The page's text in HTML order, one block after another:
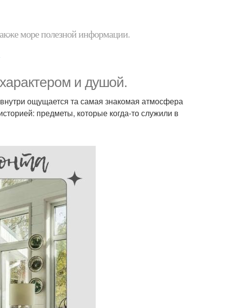
море полезной информации.
и душой.
ощущается та самая знакомая атмосфера
предметы, которые когда-то служили в